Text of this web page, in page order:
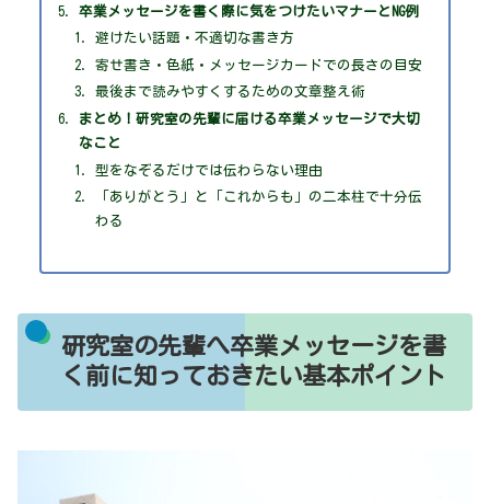
卒業メッセージを書く際に気をつけたいマナーとNG例
避けたい話題・不適切な書き方
寄せ書き・色紙・メッセージカードでの長さの目安
最後まで読みやすくするための文章整え術
まとめ！研究室の先輩に届ける卒業メッセージで大切
なこと
型をなぞるだけでは伝わらない理由
「ありがとう」と「これからも」の二本柱で十分伝
わる
研究室の先輩へ卒業メッセージを書
く前に知っておきたい基本ポイント